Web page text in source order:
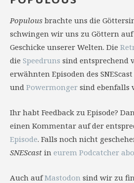
Populous brachte uns die
schwingen wir uns zu Göttern
Geschicke unserer Welten. Die
die Speedruns sind entsprechend
erwähnten Episoden des
und Powermonger sind ebenfalls
Ihr habt Feedback zu Episode?
einen Kommentar auf der
Episode. Falls noch nicht
SNEScast in eurem Podcatcher
Auch aufMastodon sind wir zu